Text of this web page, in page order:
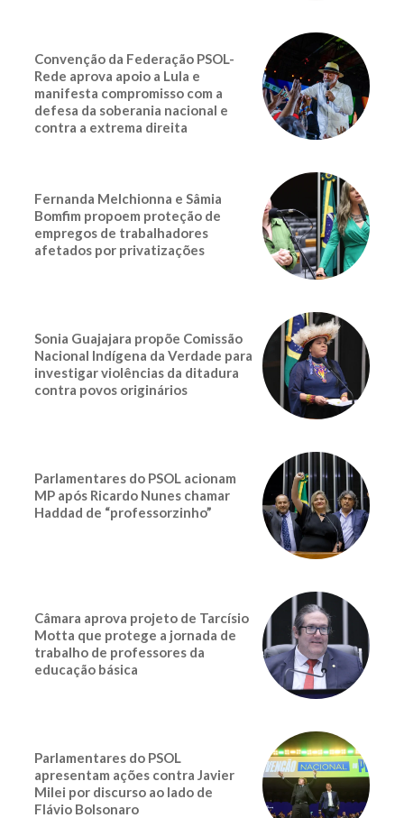
Convenção da Federação PSOL-
Rede aprova apoio a Lula e
manifesta compromisso com a
defesa da soberania nacional e
contra a extrema direita
Fernanda Melchionna e Sâmia
Bomfim propoem proteção de
empregos de trabalhadores
afetados por privatizações
Sonia Guajajara propõe Comissão
Nacional Indígena da Verdade para
investigar violências da ditadura
contra povos originários
Parlamentares do PSOL acionam
MP após Ricardo Nunes chamar
Haddad de “professorzinho”
Câmara aprova projeto de Tarcísio
Motta que protege a jornada de
trabalho de professores da
educação básica
Parlamentares do PSOL
apresentam ações contra Javier
Milei por discurso ao lado de
Flávio Bolsonaro